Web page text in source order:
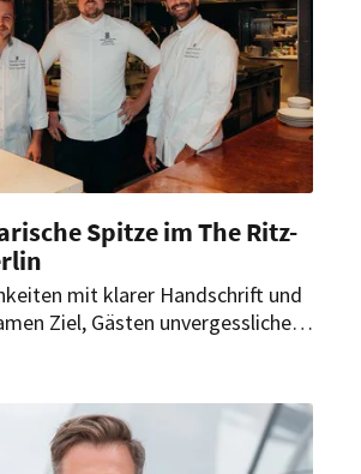
Spitze im The Ritz-
mit klarer Handschrift und
Ziel, Gästen unvergessliche
für Geschmack, Handwerk